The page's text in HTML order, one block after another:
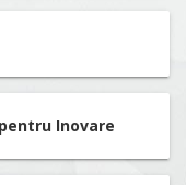
Inovare